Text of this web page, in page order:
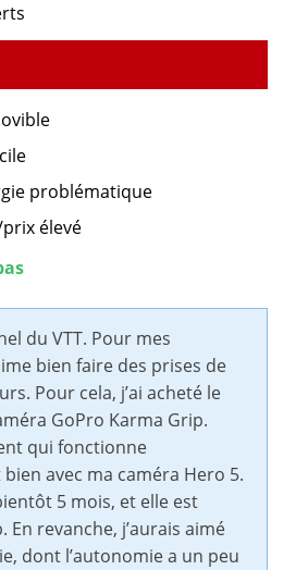
problématique
élevé
du VTT. Pour mes
bien faire des prises de
Pour cela, j’ai acheté le
GoPro Karma Grip.
qui fonctionne
avec ma caméra Hero 5.
5 mois, et elle est
revanche, j’aurais aimé
dont l’autonomie a un peu